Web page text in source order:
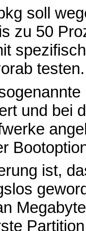
soll
zu 50
testen.
und bei
ist,